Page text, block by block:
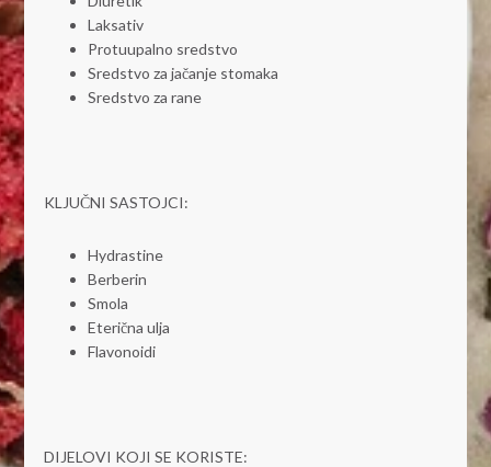
Laksativ
Protuupalno sredstvo
Sredstvo za jačanje stomaka
Sredstvo za rane
KLJUČNI SASTOJCI:
Hydrastine
Berberin
Smola
Eterična ulja
Flavonoidi
DIJELOVI KOJI SE KORISTE: